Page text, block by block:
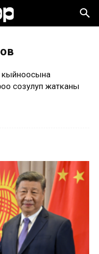
кыйноосына
созулуп жатканы